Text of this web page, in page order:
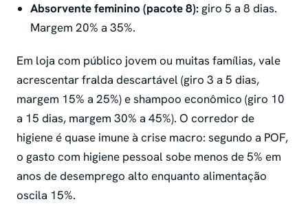
Absorvente feminino (pacote 8): giro 5 a 8 dias.
Margem 20% a 35%.
Em loja com público jovem ou muitas famílias, vale
acrescentar fralda descartável (giro 3 a 5 dias,
margem 15% a 25%) e shampoo econômico (giro 10
a 15 dias, margem 30% a 45%). O corredor de
higiene é quase imune à crise macro: segundo a POF,
o gasto com higiene pessoal sobe menos de 5% em
anos de desemprego alto enquanto alimentação
oscila 15%.